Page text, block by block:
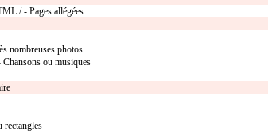
/ - Pages allégées
nombreuses photos
Chansons ou musiques
rectangles